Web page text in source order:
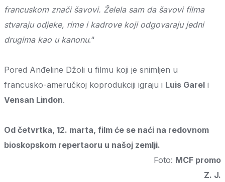
francuskom znači šavovi. Želela sam da šavovi filma
stvaraju odjeke, rime i kadrove koji odgovaraju jedni
drugima kao u kanonu.“
Pored Anđeline Džoli u filmu koji je snimljen u
francusko-ameručkoj koprodukciji igraju i Luis Garel i
Vensan Lindon.
Od četvrtka, 12. marta, film će se naći na redovnom
bioskopskom repertaoru u našoj zemlji.
Foto: MCF promo
Z. J.